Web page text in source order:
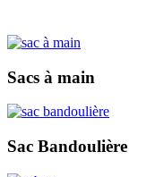
Sacs à main
Sac Bandoulière